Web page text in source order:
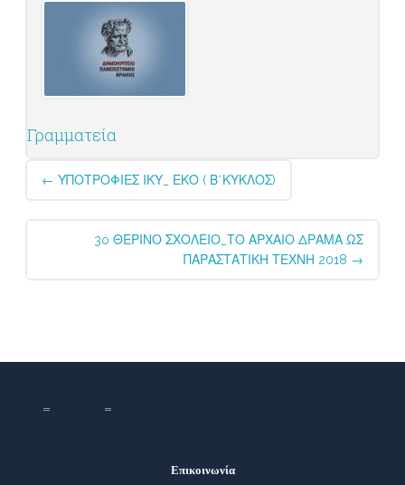
Γραμματεία
Post
navigation
← ΥΠΟΤΡΟΦΙΕΣ ΙΚΥ_ ΕΚΟ ( Β΄ΚΥΚΛΟΣ)
3o ΘΕΡΙΝΟ ΣΧΟΛΕΙΟ_ΤΟ ΑΡΧΑΙΟ ΔΡΑΜΑ ΩΣ
ΠΑΡΑΣΤΑΤΙΚΗ ΤΕΧΝΗ 2018 →
Επικοινωνία